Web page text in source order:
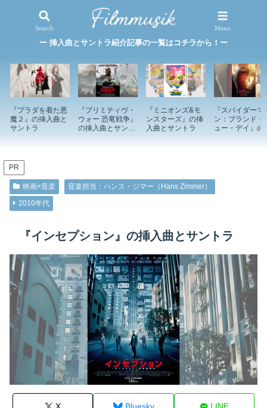
映画×音楽 特集記事
ー 挿入曲とサントラ紹介記事の一覧はコチラから！ー
『プラダを着た悪
魔２』の挿入曲と
サントラ
『プリミティヴ・
ウォー 恐竜戦争』
の挿入曲とサント
『ミニオンズ&モ
ンスターズ』の挿
入曲とサントラ
『スパイダーマ
ン：ブランド・
ュー・デイ』の
PR
映画×音楽
音楽担当：ハンス・ジマー（Hans Zimmer）
2010年代
『インセプション』の挿入曲とサントラ
Search Menu